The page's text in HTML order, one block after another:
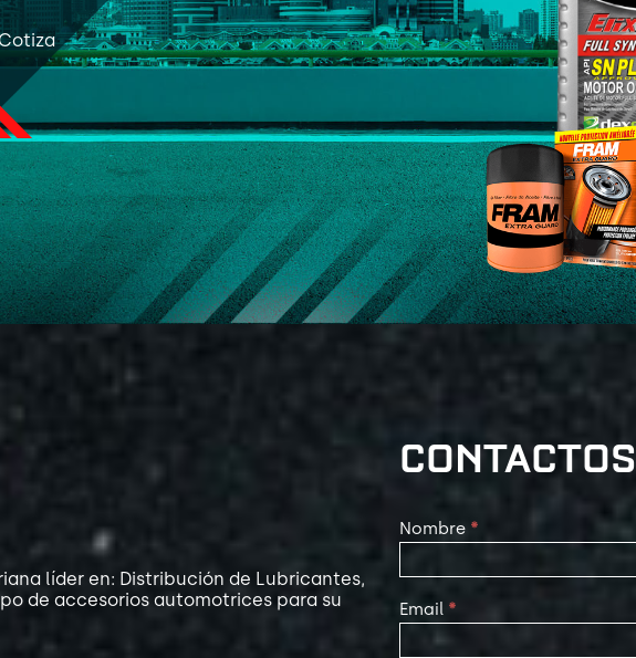
líder en: Distribución de Lubricantes,
de accesorios automotrices para su
CONTACTOS
Contact
Us
Nombre *
Email *